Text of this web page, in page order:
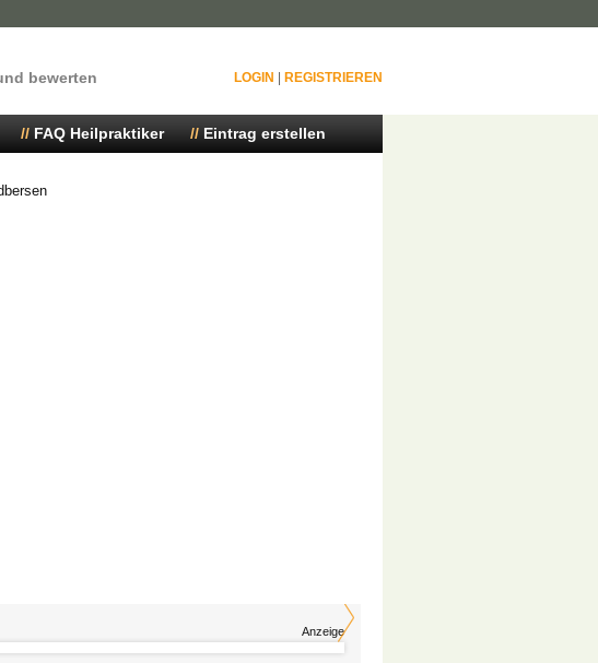
bewerten LOGIN REGISTRIEREN
FAQ Heilpraktiker Eintrag erstellen
Anzeige